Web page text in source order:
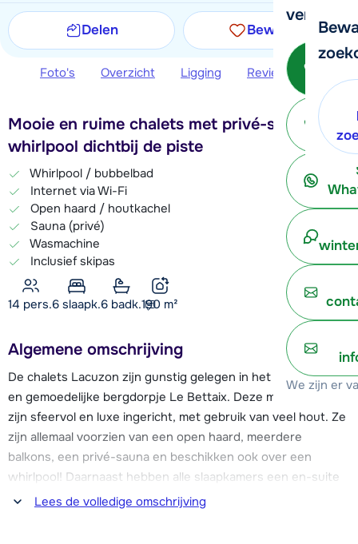
verder!
We zijn er
Delen Bewaren
Foto's Overzicht Ligging Reviews
Mooie en ruime chalets met privé-sauna en
whirlpool dichtbij de piste
Whirlpool / bubbelbad
Internet via Wi-Fi
Open haard / houtkachel
Sauna (privé)
Wasmachine
Inclusief skipas
14 pers.6 slaapk.6 badk.190 m²
Algemene omschrijving
De chalets Lacuzon zijn gunstig gelegen in het vriendelijke
en gemoedelijke bergdorpje Le Bettaix. Deze mooie chalets
zijn sfeervol en luxe ingericht, met gebruik van veel hout. Ze
zijn allemaal voorzien van een open haard, meerdere
balkons, een privé-sauna en beschikken ook over een
whirlpool! Daarnaast hebben alle slaapkamers een en-suite
badkamer. Vlakbij de chalets eindigt de blauwe piste en ook
Lees de volledige omschrijving